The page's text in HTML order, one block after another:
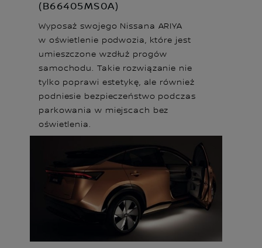
(B66405MS0A)
Wyposaż swojego Nissana ARIYA
w oświetlenie podwozia, które jest
umieszczone wzdłuż progów
samochodu. Takie rozwiązanie nie
tylko poprawi estetykę, ale również
podniesie bezpieczeństwo podczas
parkowania w miejscach bez
oświetlenia.